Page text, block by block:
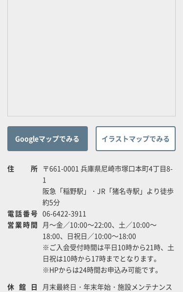
Googleマップでみる イラストマップでみる
住所 〒661-0001 兵庫県尼崎市塚口本町4丁目8-
1
阪急「稲野駅」・JR「猪名寺駅」より徒歩
約5分
電話番号 06-6422-3911
営業時間 月～金／10:00～22:00、土／10:00～
18:00、日祝日／10:00～18:00
※ご入会受付時間は平日10時から21時、土
日祝は10時から17時までとなります。
※HPからは24時間お申込み可能です。
休館日
月末最終日・年末年始・施設メンテナンス